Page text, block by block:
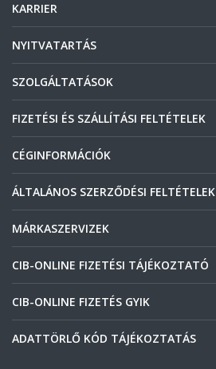
KARRIER
NYITVATARTÁS
SZOLGÁLTATÁSOK
FIZETÉSI ÉS SZÁLLÍTÁSI FELTÉTELEK
CÉGINFORMÁCIÓK
ÁLTALÁNOS SZERZŐDÉSI FELTÉTELEK
MÁRKASZERVIZEK
CIB-ONLINE FIZETÉSI TÁJÉKOZTATÓ
CIB-ONLINE FIZETÉS GYIK
ADATTÖRLŐ KÓD TÁJÉKOZTATÁS